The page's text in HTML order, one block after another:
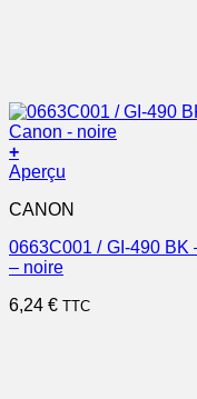
+
Aperçu
CANON
0663C001 / GI-490 BK
– noire
6,24 € TTC